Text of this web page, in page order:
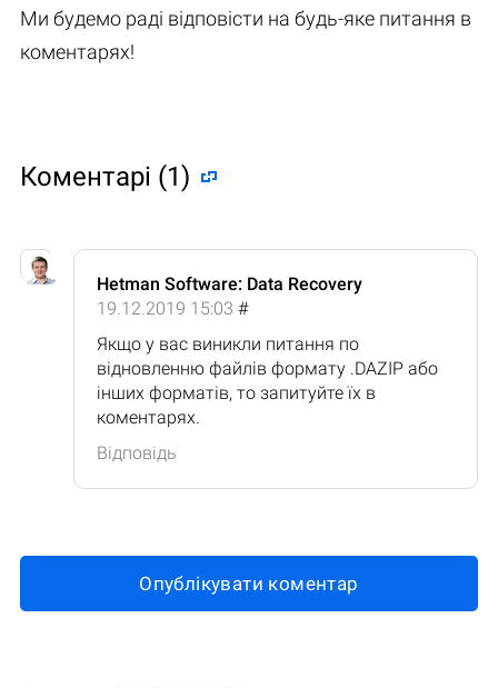
Ми будемо раді відповісти на будь-яке питання в
коментарях!
Коментарі (1)
Hetman Software: Data Recovery
19.12.2019 15:03 #
Якщо у вас виникли питання по
відновленню файлів формату .DAZIP або
інших форматів, то запитуйте їх в
коментарях.
Відповідь
Опублікувати коментар